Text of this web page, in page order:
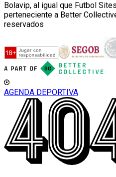
Bolavip, al igual que Futbol
perteneciente a Better
reservados
AGENDA DEPORTIVA